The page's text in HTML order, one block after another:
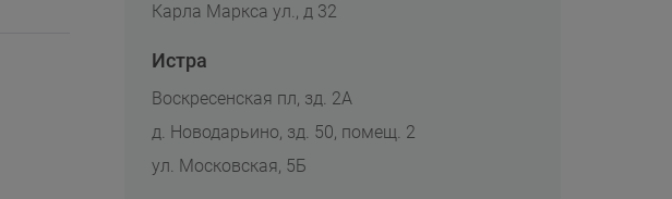
Карла Маркса ул., д 32
Истра
Воскресенская пл, зд. 2А
д. Новодарьино, зд. 50, помещ. 2
ул. Московская, 5Б